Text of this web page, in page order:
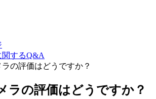
関するQ&A
の評価はどうですか？
ラの評価はどうですか？